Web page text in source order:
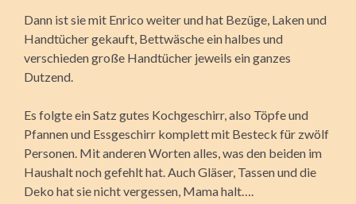
Dann ist sie mit Enrico weiter und hat Bezüge, Laken und
Handtücher gekauft, Bettwäsche ein halbes und
verschieden große Handtücher jeweils ein ganzes
Dutzend.
Es folgte ein Satz gutes Kochgeschirr, also Töpfe und
Pfannen und Essgeschirr komplett mit Besteck für zwölf
Personen. Mit anderen Worten alles, was den beiden im
Haushalt noch gefehlt hat. Auch Gläser, Tassen und die
Deko hat sie nicht vergessen, Mama halt….